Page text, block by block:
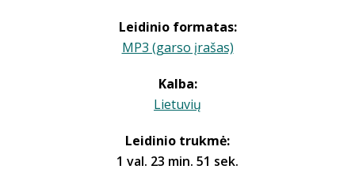
Leidinio formatas:
MP3 (garso įrašas)
Kalba:
Lietuvių
Leidinio trukmė:
1 val. 23 min. 51 sek.